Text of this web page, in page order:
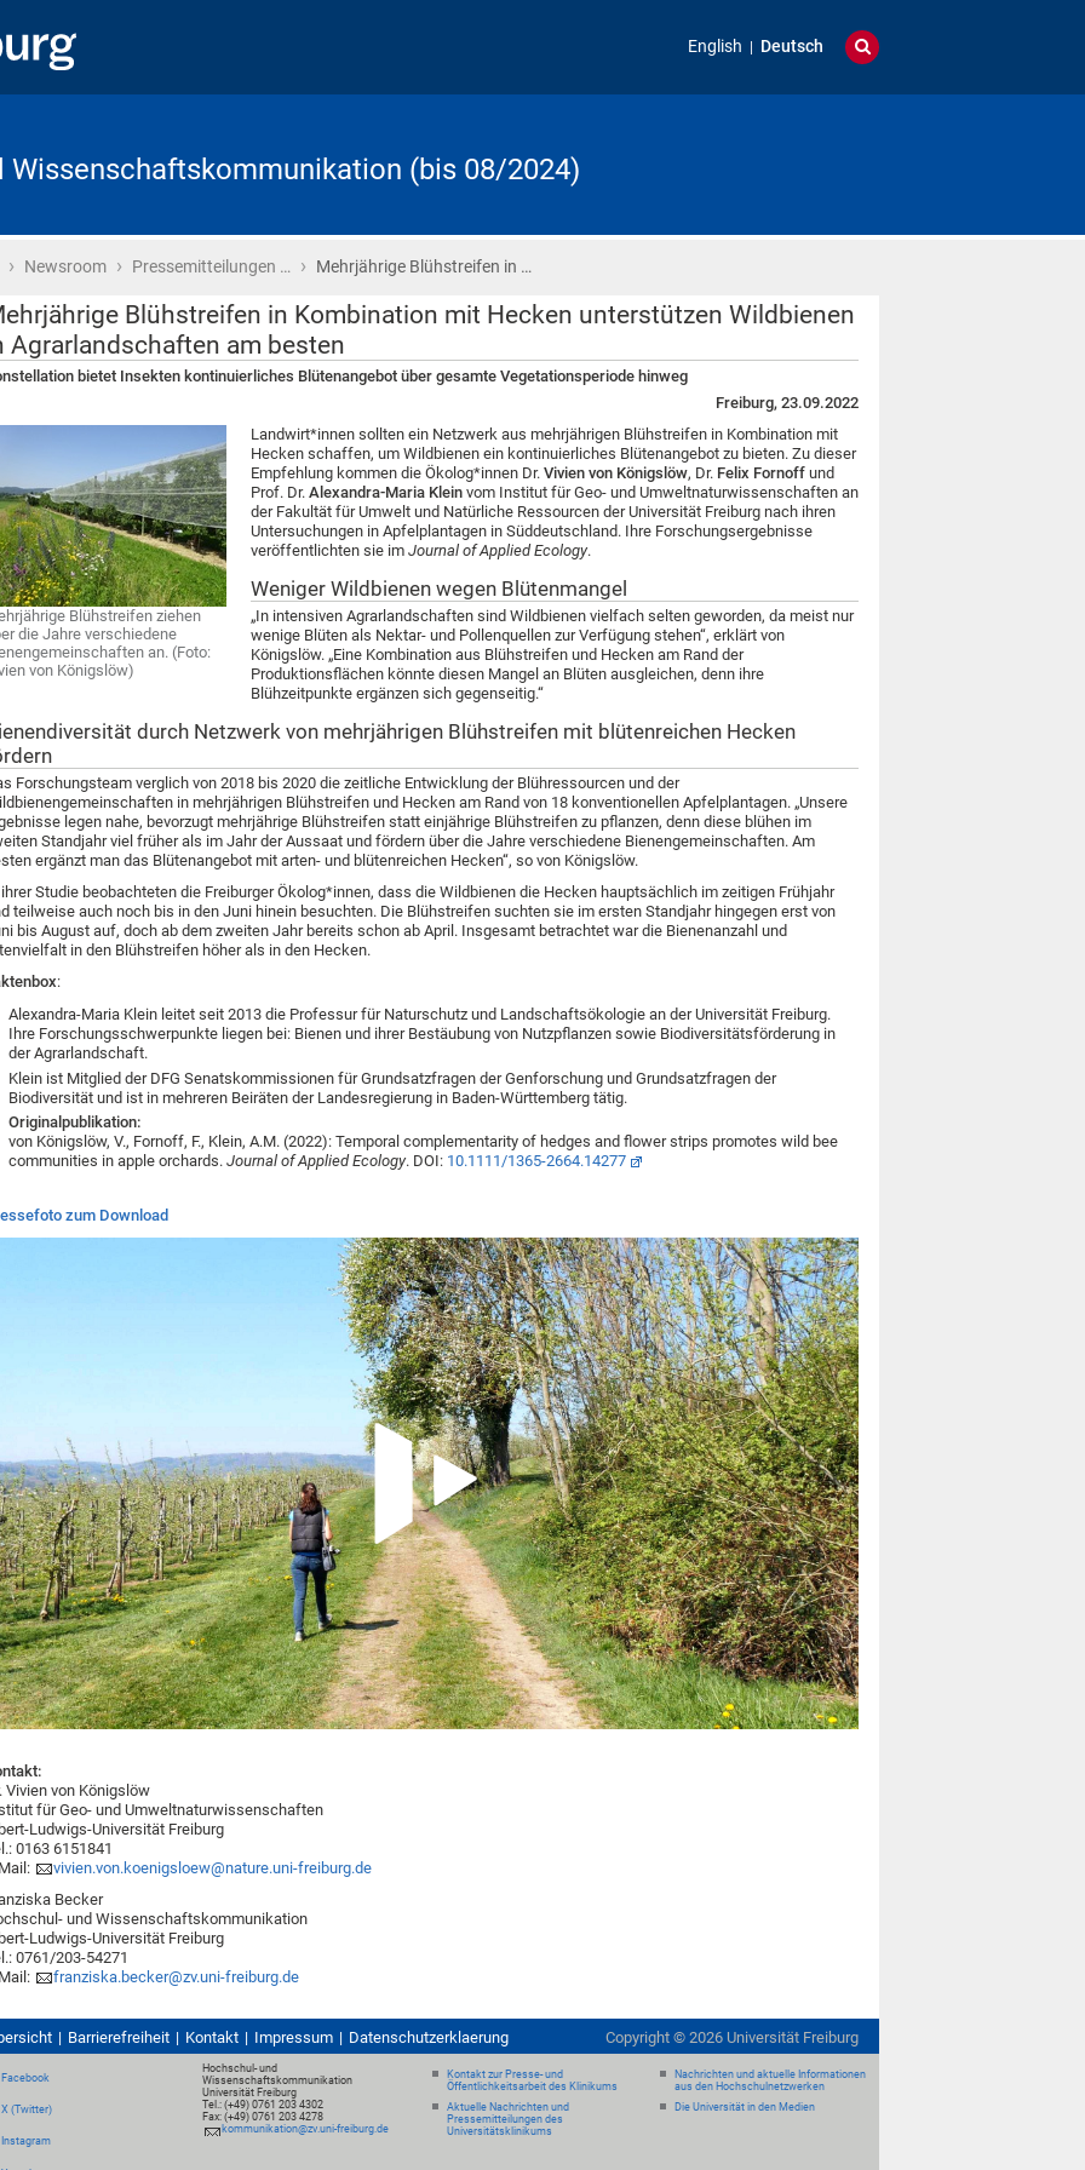
English Deutsch
Wissenschaftskommunikation (bis 08/2024)
Startseite
› Newsroom › Pressemitteilungen … › Mehrjährige Blühstreifen in …
Blühstreifen in Kombination mit Hecken unterstützen Wildbienen
Agrarlandschaften am besten
bietet Insekten kontinuierliches Blütenangebot über gesamte Vegetationsperiode hinweg
Freiburg, 23.09.2022
Blühstreifen ziehen
die Jahre verschiedene
an. (Foto:
von Königslöw)
Landwirt*innen sollten ein Netzwerk aus mehrjährigen Blühstreifen in Kombination mit
Hecken schaffen, um Wildbienen ein kontinuierliches Blütenangebot zu bieten. Zu dieser
Empfehlung kommen die Ökolog*innen Dr. Vivien von Königslöw, Dr. Felix Fornoff und
Prof. Dr. Alexandra-Maria Klein vom Institut für Geo- und Umweltnaturwissenschaften an
der Fakultät für Umwelt und Natürliche Ressourcen der Universität Freiburg nach ihren
Untersuchungen in Apfelplantagen in Süddeutschland. Ihre Forschungsergebnisse
veröffentlichten sie im Journal of Applied Ecology.
Weniger Wildbienen wegen Blütenmangel
„In intensiven Agrarlandschaften sind Wildbienen vielfach selten geworden, da meist nur
wenige Blüten als Nektar- und Pollenquellen zur Verfügung stehen“, erklärt von
Königslöw. „Eine Kombination aus Blühstreifen und Hecken am Rand der
Produktionsflächen könnte diesen Mangel an Blüten ausgleichen, denn ihre
Blühzeitpunkte ergänzen sich gegenseitig.“
durch Netzwerk von mehrjährigen Blühstreifen mit blütenreichen Hecken
Forschungsteam verglich von 2018 bis 2020 die zeitliche Entwicklung der Blühressourcen und der
in mehrjährigen Blühstreifen und Hecken am Rand von 18 konventionellen Apfelplantagen. „Unsere
legen nahe, bevorzugt mehrjährige Blühstreifen statt einjährige Blühstreifen zu pflanzen, denn diese blühen im
Standjahr viel früher als im Jahr der Aussaat und fördern über die Jahre verschiedene Bienengemeinschaften. Am
ergänzt man das Blütenangebot mit arten- und blütenreichen Hecken“, so von Königslöw.
Studie beobachteten die Freiburger Ökolog*innen, dass die Wildbienen die Hecken hauptsächlich im zeitigen Frühjahr
teilweise auch noch bis in den Juni hinein besuchten. Die Blühstreifen suchten sie im ersten Standjahr hingegen erst von
bis August auf, doch ab dem zweiten Jahr bereits schon ab April. Insgesamt betrachtet war die Bienenanzahl und
in den Blühstreifen höher als in den Hecken.
:
Alexandra-Maria Klein leitet seit 2013 die Professur für Naturschutz und Landschaftsökologie an der Universität Freiburg.
Ihre Forschungsschwerpunkte liegen bei: Bienen und ihrer Bestäubung von Nutzpflanzen sowie Biodiversitätsförderung in
der Agrarlandschaft.
Klein ist Mitglied der DFG Senatskommissionen für Grundsatzfragen der Genforschung und Grundsatzfragen der
Biodiversität und ist in mehreren Beiräten der Landesregierung in Baden-Württemberg tätig.
Originalpublikation:
von Königslöw, V., Fornoff, F., Klein, A.M. (2022): Temporal complementarity of hedges and flower strips promotes wild bee
communities in apple orchards.Journal of Applied Ecology. DOI: 10.1111/1365-2664.14277
zum Download
Vivien von Königslöw
für Geo- und Umweltnaturwissenschaften
Ludwigs-Universität Freiburg
0163 6151841
vivien.von.koenigsloew@nature.uni-freiburg.de
Becker
und Wissenschaftskommunikation
Ludwigs-Universität Freiburg
0761/203-54271
franziska.becker@zv.uni-freiburg.de
Barrierefreiheit Kontakt Impressum Datenschutzerklaerung Copyright © 2026 Universität Freiburg
Facebook
X (Twitter)
Instagram
Hochschul- und
Wissenschaftskommunikation
Universität Freiburg
Tel.: (+49) 0761 203 4302
Fax: (+49) 0761 203 4278
kommunikation@zv.uni-freiburg.de
Kontakt zur Presse- und
Öffentlichkeitsarbeit des Klinikums
Aktuelle Nachrichten und
Pressemitteilungen des
Universitätsklinikums
Nachrichten und aktuelle Informationen
aus den Hochschulnetzwerken
Die Universität in den Medien